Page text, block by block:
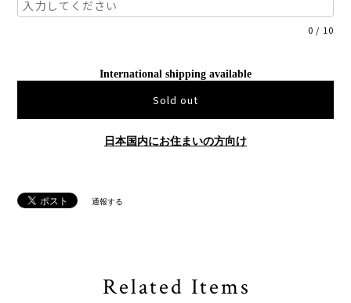
0 / 10
International shipping available
Sold out
日本国内にお住まいの方向け
通報する
Related Items